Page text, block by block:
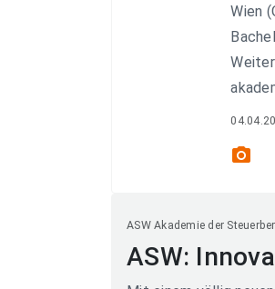
Wien
photo_camera
ASW Akademie der
ASW: